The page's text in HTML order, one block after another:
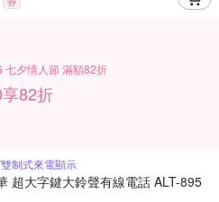
七夕情人節 滿額82折
82折
制式來電顯示
超大字鍵大鈴聲有線電話 ALT-895